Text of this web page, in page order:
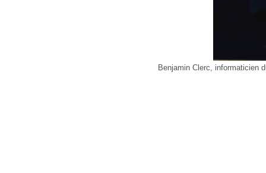
Benjamin Clerc, informaticien